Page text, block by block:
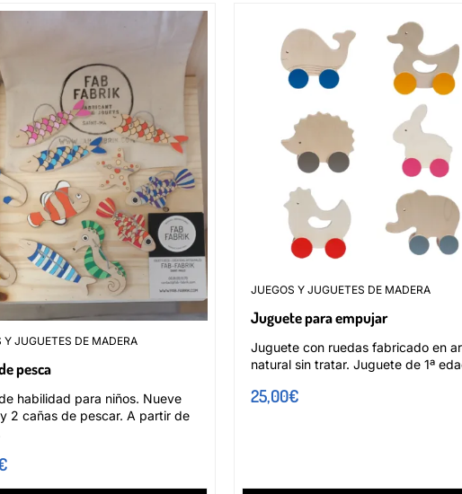
Y JUGUETES DE MADERA
pesca
habilidad para niños. Nueve
2 cañas de pescar. A partir de
JUEGOS Y JUGUETES DE MADERA
Juguete para empujar
Juguete con ruedas fabricado en
natural sin tratar. Juguete de 1ª
25,00€